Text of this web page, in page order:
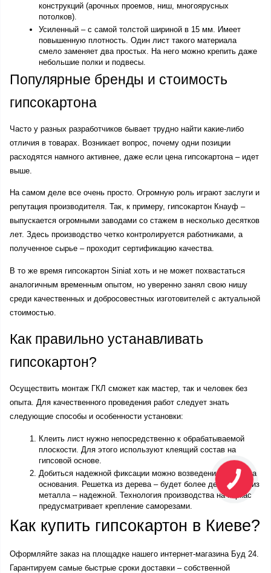
конструкций (арочных проемов, ниш, многоярусных
потолков).
Усиленный – с самой толстой шириной в 15 мм. Имеет
повышенную плотность. Один лист такого материала
смело заменяет два простых. На него можно крепить даже
небольшие полки и подвесы.
Популярные бренды и стоимость
гипсокартона
Часто у разных разработчиков бывает трудно найти какие-либо
отличия в товарах. Возникает вопрос, почему одни позиции
расходятся намного активнее, даже если цена гипсокартона – идет
выше.
На самом деле все очень просто. Огромную роль играют заслуги и
репутация производителя. Так, к примеру, гипсокартон Кнауф –
выпускается огромными заводами со стажем в несколько десятков
лет. Здесь производство четко контролируется работниками, а
полученное сырье – проходит сертификацию качества.
В то же время гипсокартон Siniat хоть и не может похвастаться
аналогичным временным опытом, но уверенно занял свою нишу
среди качественных и добросовестных изготовителей с актуальной
стоимостью.
Как правильно устанавливать
гипсокартон?
Осуществить монтаж ГКЛ сможет как мастер, так и человек без
опыта. Для качественного проведения работ следует знать
следующие способы и особенности установки:
Клеить лист нужно непосредственно к обрабатываемой
плоскости. Для этого используют клеящий состав на
гипсовой основе.
Добиться надежной фиксации можно возведением каркаса
основания. Решетка из дерева – будет более дешевой, а из
металла – надежной. Технология производства на каркас
предусматривает крепление саморезами.
Как купить гипсокартон в Киеве?
Оформляйте заказ на площадке нашего интернет-магазина Буд 24.
Гарантируем самые быстрые сроки доставки – собственной